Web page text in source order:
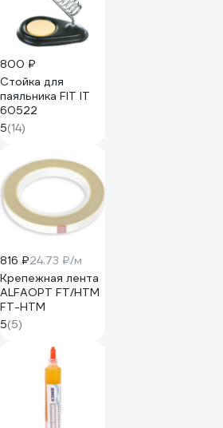
800 ₽
Стойка для
паяльника FIT IT
60522
5(14)
816 ₽24.73 ₽/м
Крепежная лента
ALFAOPT FT/HTM
FT-HTM
5(5)